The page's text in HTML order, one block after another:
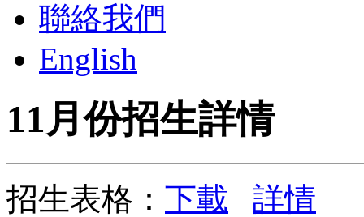
聯絡我們
English
11月份招生詳情
招生表格： 下載 詳情